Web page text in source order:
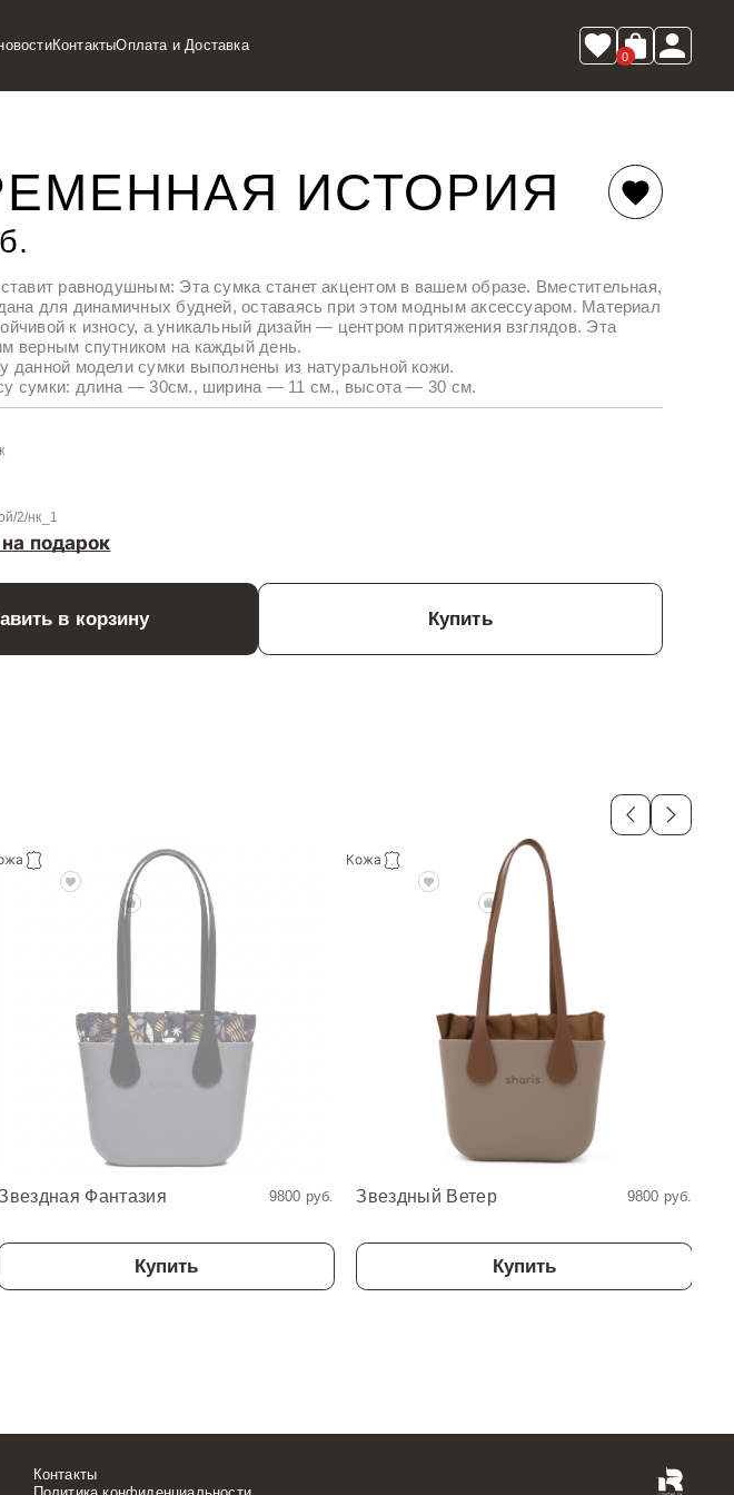
КонтактыОплата и Доставка
0
ИСТОРИЯ
равнодушным: Эта сумка станет акцентом в вашем образе. Вместительная,
для динамичных будней, оставаясь при этом модным аксессуаром. Материал
к износу, а уникальный дизайн — центром притяжения взглядов. Эта
верным спутником на каждый день.
данной модели сумки выполнены из натуральной кожи.
сумки: длина — 30см., ширина — 11 см., высота — 30 см.
2/нк_1
подарок
в корзину Купить
Фантазия 9800 руб.
Купить
Кожа
Звездный Ветер 9800 руб.
Купить
Контакты